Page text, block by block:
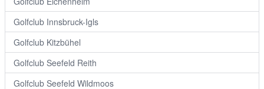
Golfclub Innsbruck-Igls
Golfclub Kitzbühel
Golfclub Seefeld Reith
Golfclub Seefeld Wildmoos